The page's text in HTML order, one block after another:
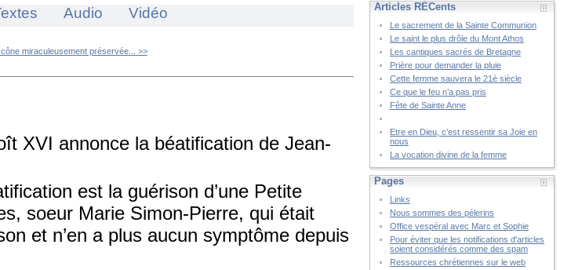
Audio Vidéo
Icône miraculeusement préservée... >>
XVI annonce la béatification de Jean-
est la guérison d’une Petite
soeur Marie Simon-Pierre, qui était
et n’en a plus aucun symptôme depuis
Articles RÉCents
Le sacrement de la Sainte Communion
Le saint le plus drôle du Mont Athos
Les cantiques sacrés de Bretagne
Prière pour demander la pluie
Cette femme sauvera le 21è siècle
Ce que le feu n’a pas pris
Fête de Sainte Anne
Etre en Dieu, c'est ressentir sa Joie en
nous
La vocation divine de la femme
Pages
Links
Nous sommes des pélerins
Office vespéral avec Marc et Sophie
Pour éviter que les notifications d'articles
soient considérés comme des spam
Ressources chrétiennes sur le web